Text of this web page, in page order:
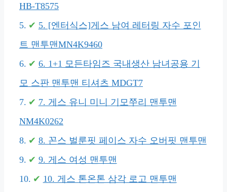
HB-T8575
5. [엔터식스]게스 남여 레터링 자수 포인
트 맨투맨MN4K9460
6. 1+1 모든타임즈 국내생산 남녀공용 기
모 스판 맨투맨 티셔츠 MDGT7
7. 게스 유니 미니 기모쭈리 맨투맨
NM4K0262
8. 꼰스 벌룬핏 페이스 자수 오버핏 맨투맨
9. 게스 여성 맨투맨
10. 게스 톤온톤 삼각 로고 맨투맨